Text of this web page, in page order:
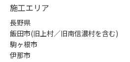
施工エリア
長野県
飯田市(旧上村／旧南信濃村を含む)
駒ヶ根市
伊那市